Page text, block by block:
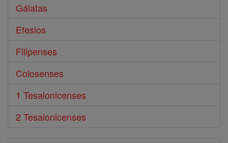
Gálatas
Efesios
Filipenses
Colosenses
1 Tesalonicenses
2 Tesalonicenses